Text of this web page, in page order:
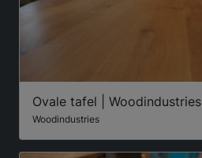
Ovale tafel | Woodindustries
Woodindustries